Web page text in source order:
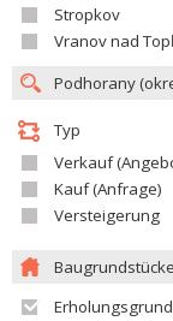
Stropkov
Vranov nad
Typ
Verkauf
Kauf (Anfrage)
Versteigerung